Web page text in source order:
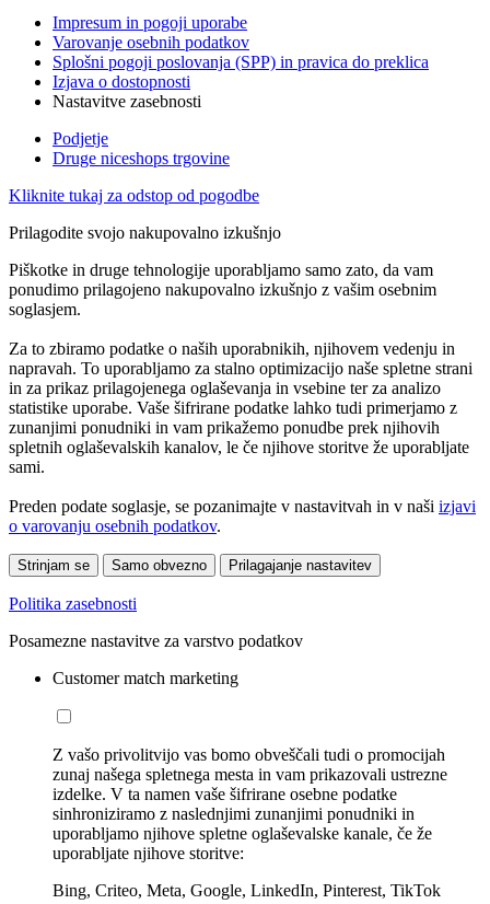
Impresum in pogoji uporabe
Varovanje osebnih podatkov
Splošni pogoji poslovanja (SPP) in pravica do preklica
Izjava o dostopnosti
Nastavitve zasebnosti
Podjetje
Druge niceshops trgovine
Kliknite tukaj za odstop od pogodbe
Prilagodite svojo nakupovalno izkušnjo
Piškotke in druge tehnologije uporabljamo samo zato, da vam
ponudimo prilagojeno nakupovalno izkušnjo z vašim osebnim
soglasjem.
Za to zbiramo podatke o naših uporabnikih, njihovem vedenju in
napravah. To uporabljamo za stalno optimizacijo naše spletne strani
in za prikaz prilagojenega oglaševanja in vsebine ter za analizo
statistike uporabe. Vaše šifrirane podatke lahko tudi primerjamo z
zunanjimi ponudniki in vam prikažemo ponudbe prek njihovih
spletnih oglaševalskih kanalov, le če njihove storitve že uporabljate
sami.
Preden podate soglasje, se pozanimajte v nastavitvah in v naši izjavi
o varovanju osebnih podatkov.
Strinjam se Samo obvezno Prilagajanje nastavitev
Politika zasebnosti
Posamezne nastavitve za varstvo podatkov
Customer match marketing
Z vašo privolitvijo vas bomo obveščali tudi o promocijah
zunaj našega spletnega mesta in vam prikazovali ustrezne
izdelke. V ta namen vaše šifrirane osebne podatke
sinhroniziramo z naslednjimi zunanjimi ponudniki in
uporabljamo njihove spletne oglaševalske kanale, če že
uporabljate njihove storitve:
Bing, Criteo, Meta, Google, LinkedIn, Pinterest, TikTok